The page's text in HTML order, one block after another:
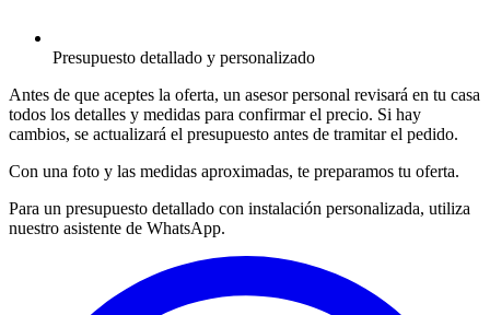
Presupuesto detallado y personalizado
Antes de que aceptes la oferta, un asesor personal revisará en tu casa
todos los detalles y medidas para confirmar el precio. Si hay
cambios, se actualizará el presupuesto antes de tramitar el pedido.
Con una foto y las medidas aproximadas, te preparamos tu oferta.
Para un presupuesto detallado con instalación personalizada, utiliza
nuestro asistente de WhatsApp.